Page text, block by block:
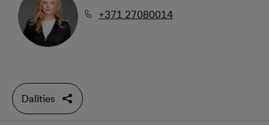
+371 27080014
Dalīties